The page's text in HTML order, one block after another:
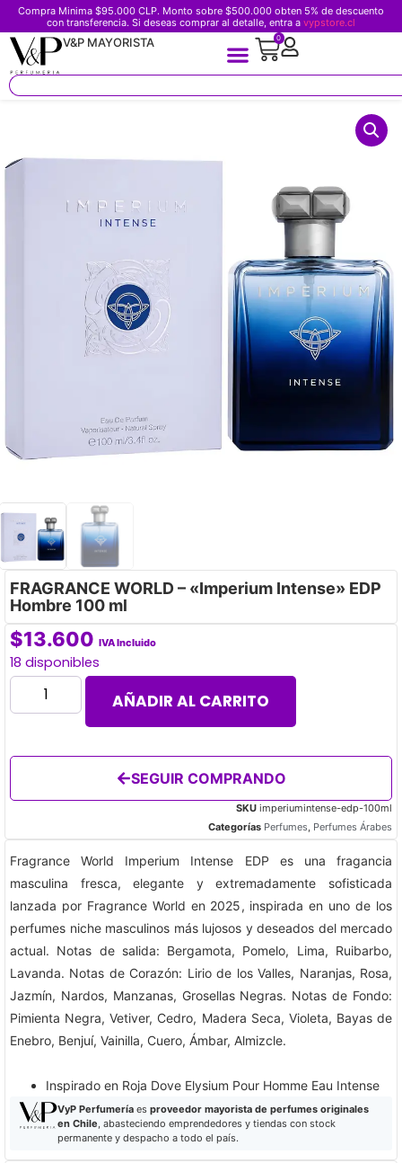
Compra Minima $95.000 CLP. Monto sobre $500.000 obten 5% de descuento
con transferencia. Si deseas comprar al detalle, entra a vypstore.cl
V&P MAYORISTA 0
FRAGRANCE WORLD – «Imperium Intense» EDP
Hombre 100 ml
$13.600 IVA Incluido
18 disponibles
AÑADIR AL CARRITO
SEGUIR COMPRANDO
SKU imperiumintense-edp-100ml
Categorías Perfumes, Perfumes Árabes
Fragrance World Imperium Intense EDP es una fragancia
masculina fresca, elegante y extremadamente sofisticada
lanzada por Fragrance World en 2025, inspirada en uno de los
perfumes niche masculinos más lujosos y deseados del mercado
actual. Notas de salida: Bergamota, Pomelo, Lima, Ruibarbo,
Lavanda. Notas de Corazón: Lirio de los Valles, Naranjas, Rosa,
Jazmín, Nardos, Manzanas, Grosellas Negras. Notas de Fondo:
Pimienta Negra, Vetiver, Cedro, Madera Seca, Violeta, Bayas de
Enebro, Benjuí, Vainilla, Cuero, Ámbar, Almizcle.
Inspirado en Roja Dove Elysium Pour Homme Eau Intense​
VyP Perfumeríaes proveedor mayorista de perfumes originales
en Chile, abasteciendo emprendedores y tiendas con stock
permanente y despacho a todo el país.